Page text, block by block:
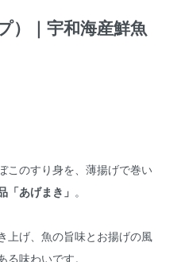
）｜宇和海産鮮魚
このすり身を、薄揚げで巻い
「あげまき」 。
上げ、魚の旨味とお揚げの風
味わいです。